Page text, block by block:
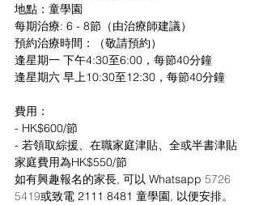
地點：童學園
每期治療: 6 - 8節（由治療師建議）
預約治療時間：（敬請預約）
逢星期一 下午4:30至6:00，每節40分鐘
逢星期六 早上10:30至12:30，每節40分鐘
費用：
- HK$600/節
- 若領取綜援、在職家庭津貼、全或半書津貼
家庭費用為HK$550/節
如有興趣報名的家長, 可以 Whatsapp 5726
5419或致電 2111 8481 童學園, 以便安排。